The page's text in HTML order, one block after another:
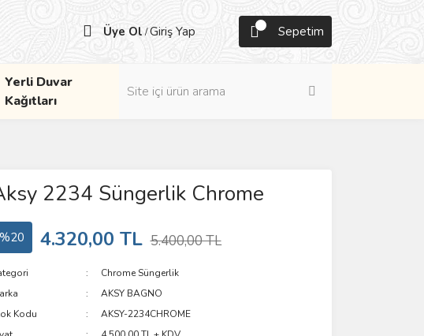
Üye Ol /Giriş Yap Sepetim
Yerli Duvar
Kağıtları
2234 Süngerlik Chrome
%20 4.320,00 TL 5.400,00 TL
Chrome Süngerlik
AKSY BAGNO
Kodu
AKSY-2234CHROME